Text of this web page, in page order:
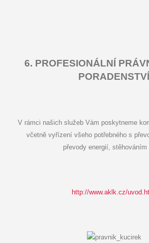
6. PROFESIONÁLNÍ
PORADENSTVÍ
V rámci našich služeb Vám poskytneme
včetně vyřízení všeho potřebného s
převody energií, stěhováním
http://www.aklk.cz/